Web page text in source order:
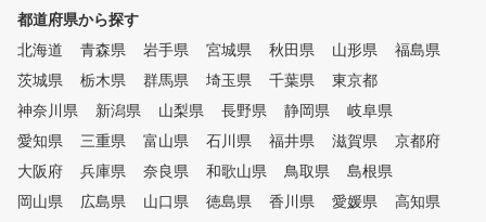
都道府県から探す
北海道
青森県 岩手県 宮城県 秋田県 山形県
福島県
茨城県
栃木県 群馬県 埼玉県 千葉県
東京都
神奈川県
新潟県 山梨県 長野県 静岡県
岐阜県
愛知県
三重県 富山県 石川県 福井県 滋賀県
京都府
大阪府
兵庫県 奈良県 和歌山県 鳥取県
島根県
岡山県
広島県 山口県 徳島県 香川県 愛媛県
高知県